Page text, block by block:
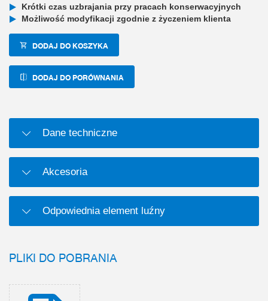
Krótki czas uzbrajania przy pracach konserwacyjnych
Możliwość modyfikacji zgodnie z życzeniem klienta
DODAJ DO KOSZYKA
DODAJ DO PORÓWNANIA
Dane techniczne
Akcesoria
Odpowiednia element luźny
PLIKI DO POBRANIA